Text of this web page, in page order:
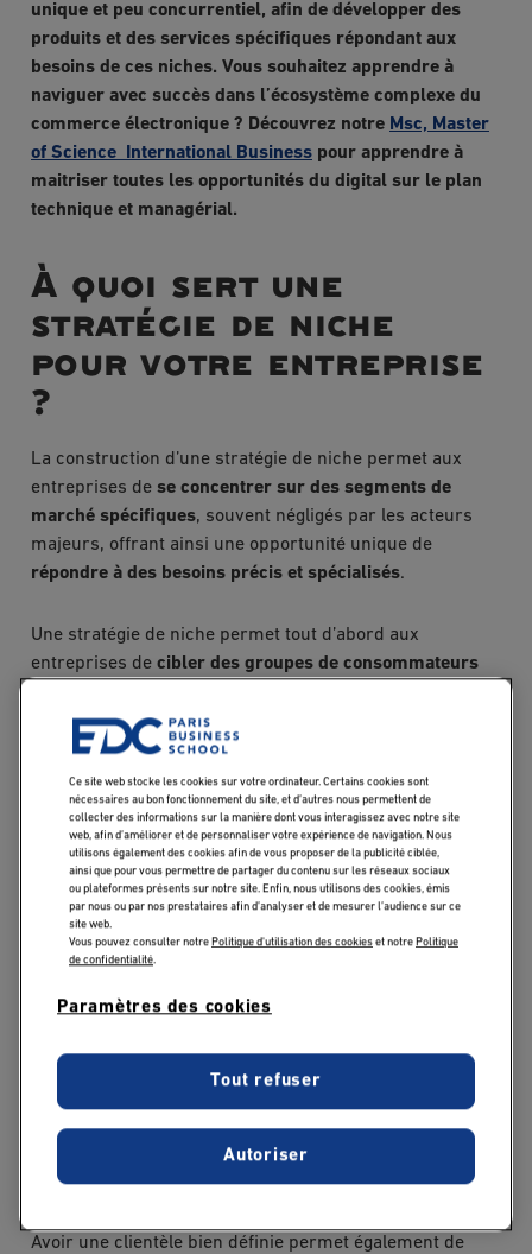
unique et peu concurrentiel, afin de développer des
produits et des services spécifiques répondant aux
besoins de ces niches. Vous souhaitez apprendre à
naviguer avec succès dans l’écosystème complexe du
commerce électronique ? Découvrez notre Msc, Master
of Science International Business pour apprendre à
maitriser toutes les opportunités du digital sur le plan
technique et managérial.
À quoi sert une
stratégie de niche
pour votre entreprise
?
La construction d’une stratégie de niche permet aux
entreprises de se concentrer sur des segments de
marché spécifiques, souvent négligés par les acteurs
majeurs, offrant ainsi une opportunité unique de
répondre à des besoins précis et spécialisés.
Une stratégie de niche permet tout d’abord aux
entreprises de cibler des groupes de consommateurs
spécifiques.Cela conduit à une meilleure
compréhension de leur clientèle et à la création de
produits ou de services sur mesure qui répondent
directement à ces besoins. Une boutique en ligne
spécialisée dans les produits écologiques pour bébés
ciblera par exemple un segment de marché très
spécifique pour séduire des consommateurs attachés à
la la qualité et à la durabilité.
peuvent aussidévelopper un avantage concurrentiel
domaine, gagnant ainsi la confiance et la fidélité de leurs
permet également d’éviter la concurrence directe avec
les grands acteurs du marché, qui opèrent souvent sur
un spectre plus large.
Avoir une clientèle bien définie permet également de
Ce site web stocke les cookies sur votre ordinateur. Certains cookies sont
nécessaires au bon fonctionnement du site, et d’autres nous permettent de
collecter des informations sur la manière dont vous interagissez avec notre site
web, afin d’améliorer et de personnaliser votre expérience de navigation. Nous
utilisons également des cookies afin de vous proposer de la publicité ciblée,
ainsi que pour vous permettre de partager du contenu sur les réseaux sociaux
ou plateformes présents sur notre site. Enfin, nous utilisons des cookies, émis
par nous ou par nos prestataires afin d’analyser et de mesurer l’audience sur ce
site web.
Vous pouvez consulter notre Politique d'utilisation des cookieset notre Politique
de confidentialité.
Paramètres des cookies
Tout refuser
Autoriser